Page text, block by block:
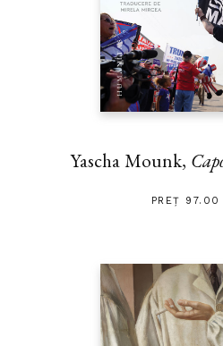
Yascha Mounk,
PREȚ 97.00